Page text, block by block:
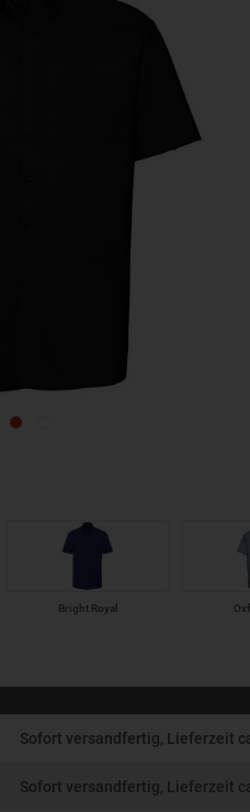
Bright Royal
Sofort versandfertig, Lieferzeit
Sofort versandfertig, Lieferzeit